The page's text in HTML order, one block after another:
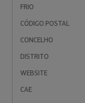
FRIO
CÓDIGO POSTAL
CONCELHO
DISTRITO
WEBSITE
CAE